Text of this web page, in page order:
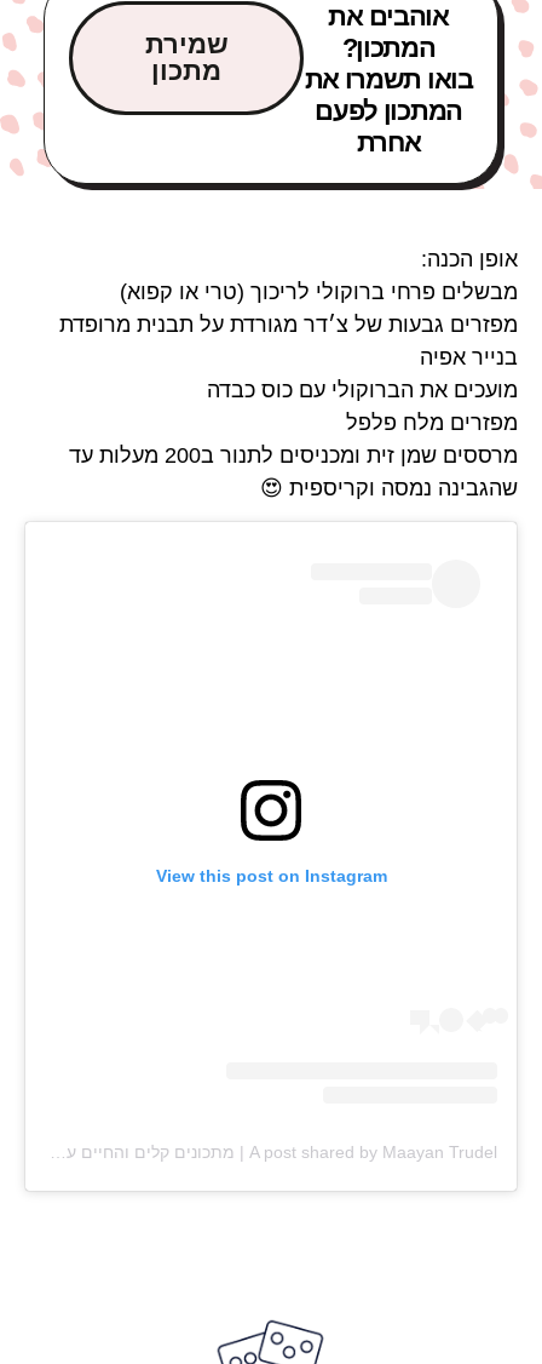
אוהבים את
המתכון?
בואו תשמרו את
המתכון לפעם
אחרת
שמירת
מתכון
אופן הכנה:
מבשלים פרחי ברוקולי לריכוך (טרי או קפוא)
מפזרים גבעות של צ׳דר מגורדת על תבנית מרופדת
בנייר אפיה
מועכים את הברוקולי עם כוס כבדה
מפזרים מלח פלפל
מרססים שמן זית ומכניסים לתנור ב200 מעלות עד
שהגבינה נמסה וקריספית 😍
View this post on Instagram